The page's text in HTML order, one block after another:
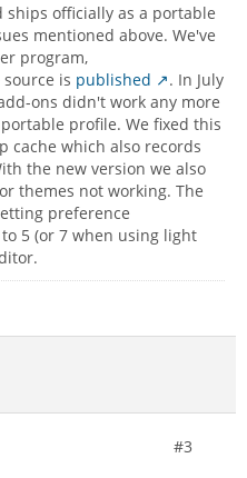
officially as a portable
mentioned above. We've
program,
is published
. In July
ons didn't work any more
profile. We fixed this
cache which also records
the new version we also
themes not working. The
preference
5 (or 7 when using light
#3